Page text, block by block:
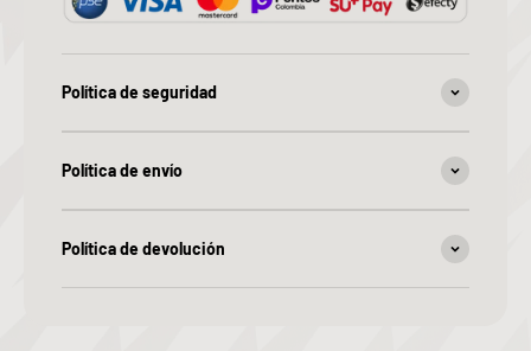
Política de seguridad
Política de envío
Política de devolución